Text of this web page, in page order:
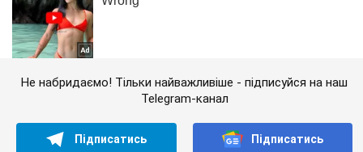
Не набридаємо! Тільки найважливіше - підписуйся на наш
Telegram-канал
Підписатись Підписатись